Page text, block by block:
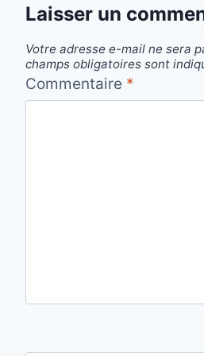
Laisser un
Votre adresse e-mail ne sera
champs obligatoires sont
Commentaire *